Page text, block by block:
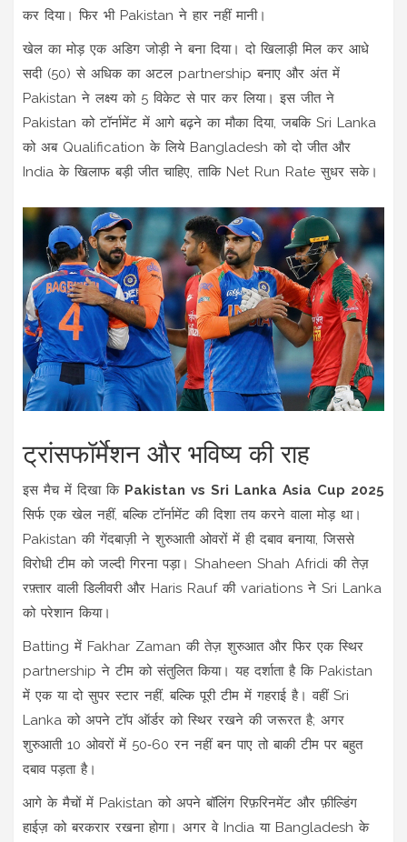
कर दिया। फिर भी Pakistan ने हार नहीं मानी।
खेल का मोड़ एक अडिग जोड़ी ने बना दिया। दो खिलाड़ी मिल कर आधे
सदी (50) से अधिक का अटल partnership बनाए और अंत में
Pakistan ने लक्ष्य को 5 विकेट से पार कर लिया। इस जीत ने
Pakistan को टॉर्नामेंट में आगे बढ़ने का मौका दिया, जबकि Sri Lanka
को अब Qualification के लिये Bangladesh को दो जीत और
India के खिलाफ बड़ी जीत चाहिए, ताकि Net Run Rate सुधर सके।
ट्रांसफॉर्मेशन और भविष्य की राह
इस मैच में दिखा कि Pakistan vs Sri Lanka Asia Cup 2025
सिर्फ एक खेल नहीं, बल्कि टॉर्नामेंट की दिशा तय करने वाला मोड़ था।
Pakistan की गेंदबाज़ी ने शुरुआती ओवरों में ही दबाव बनाया, जिससे
विरोधी टीम को जल्दी गिरना पड़ा। Shaheen Shah Afridi की तेज़
रफ़्तार वाली डिलीवरी और Haris Rauf की variations ने Sri Lanka
को परेशान किया।
Batting में Fakhar Zaman की तेज़ शुरुआत और फिर एक स्थिर
partnership ने टीम को संतुलित किया। यह दर्शाता है कि Pakistan
में एक या दो सुपर स्टार नहीं, बल्कि पूरी टीम में गहराई है। वहीं Sri
Lanka को अपने टॉप ऑर्डर को स्थिर रखने की जरूरत है; अगर
शुरुआती 10 ओवरों में 50‑60 रन नहीं बन पाए तो बाकी टीम पर बहुत
दबाव पड़ता है।
आगे के मैचों में Pakistan को अपने बॉलिंग रिफ़रिनमेंट और फ़ील्डिंग
हाईज़ को बरकरार रखना होगा। अगर वे India या Bangladesh के